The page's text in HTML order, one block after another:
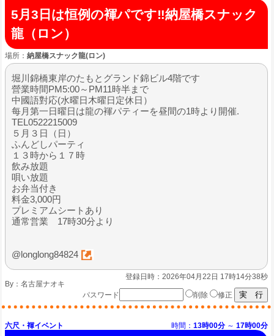
5月3日は恒例の褌パです‼️納屋橋スナック
龍（ロン）
場所： 納屋橋スナック龍(ロン)
堀川錦橋東岸のたもとグランド錦ビル4階です
營業時間PM5:00～PM11時半まで
中國語對応(水曜日木曜日定休日）
每月第一日曜日は龍の褌パティーを昼間の1時より開催.
TEL0522215009
５月３日（日）
ふんどしパーティ
１３時から１７時
飲み放題
唄い放題
お弁当付き
料金3,000円
プレミアムシートあり
通常営業 17時30分より
@longlong84824
登録日時：2026年04月22日 17時14分38秒
By： 名古屋ナオキ
パスワード
削除 修正
六尺・褌イベント 時間： 13時00分 ～ 17時00分